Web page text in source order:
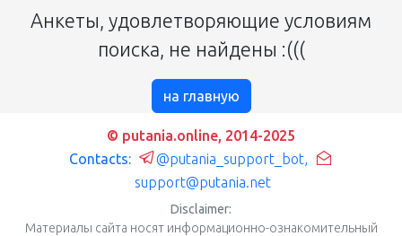
Анкеты, удовлетворяющие условиям
поиска, не найдены :(((
на главную
© putania.online, 2014-2025
Contacts:
@putania_support_bot,
support@putania.net
Disclaimer:
Материалы сайта носят информационно-ознакомительный